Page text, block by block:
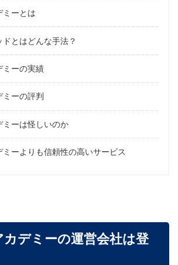
ミーとは
ドとはどんな手法？
ミーの実績
ミーの評判
ミーは怪しいのか
ミーよりも信頼性の高いサービス
カデミーの運営会社は登